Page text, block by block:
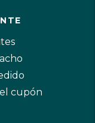
cupón